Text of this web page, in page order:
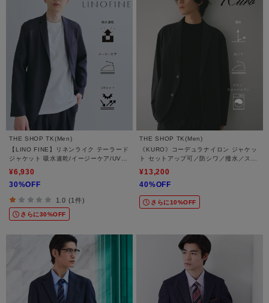
THE SHOP TK(Men)
【LINO FINE】リネンライク テーラード
ジャケット 吸水速乾/イージーケア/UVカ
ット/洗濯機OK
¥6,930
30%OFF
1.0 (1件)
さらに30%OFF
THE SHOP TK(Men)
《KURO》コーデュラナイロン ジャケッ
ト セットアップ可／防シワ／撥水／スト
レッチ
¥13,200
40%OFF
さらに10%OFF